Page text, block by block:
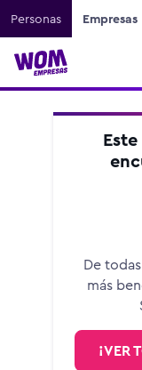
Personas Empresas
De
más
¡VER